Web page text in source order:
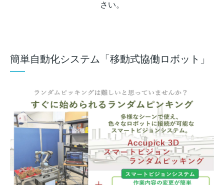
さい。
簡単自動化システム「移動式協働ロボット」